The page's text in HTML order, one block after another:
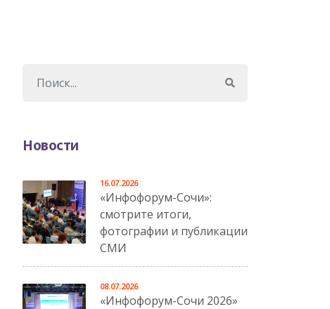
Новости
«Инфофорум-Сочи»:
смотрите итоги,
фотографии и публикации
СМИ
16.07.2026
«Инфофорум-Сочи 2026»
08.07.2026